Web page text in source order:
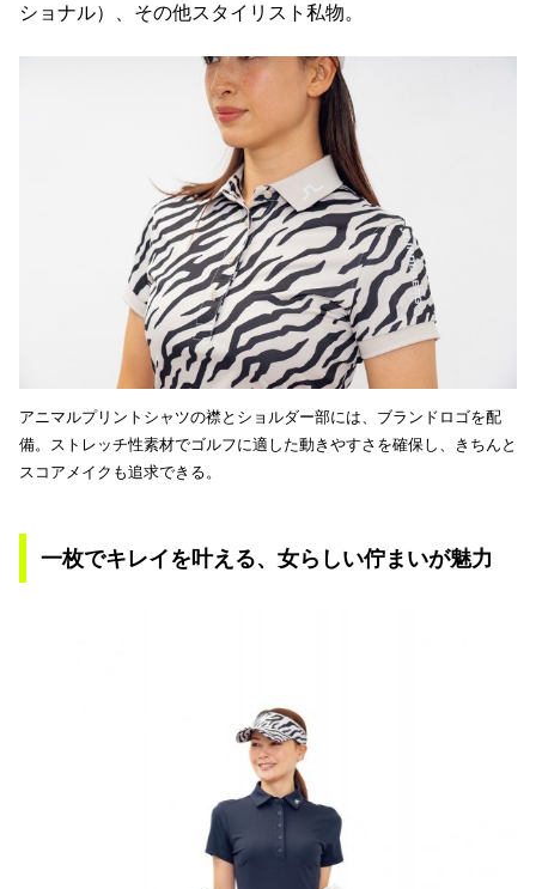
ショナル）、その他スタイリスト私物。
アニマルプリントシャツの襟とショルダー部には、ブランドロゴを配
備。ストレッチ性素材でゴルフに適した動きやすさを確保し、きちんと
スコアメイクも追求できる。
一枚でキレイを叶える、女らしい佇まいが魅力